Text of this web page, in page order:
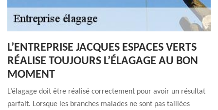
L’ENTREPRISE JACQUES ESPACES VERTS
RÉALISE TOUJOURS L’ÉLAGAGE AU BON
MOMENT
L’élagage doit être réalisé correctement pour avoir un résultat
parfait. Lorsque les branches malades ne sont pas taillées